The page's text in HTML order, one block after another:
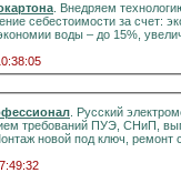
. Внедряем
гипса на 1-2кг на листе 3м.кв., экономии газа
50%. Параметры ГКЛ –
. Русский
ПУЭ, СНиП, выполнит
новой под ключ, ремонт